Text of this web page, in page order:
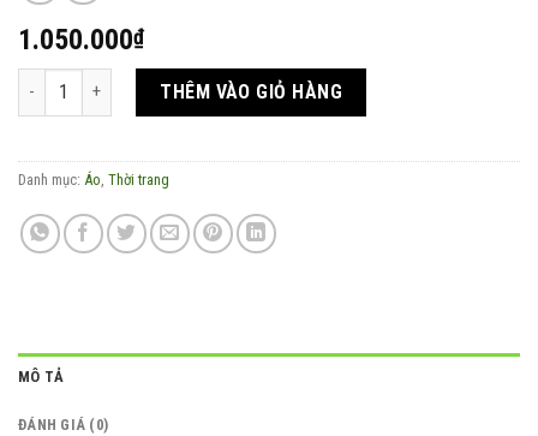
1.050.000₫
Áo khoác chần bông vải ghép chăn công độc bản số lượng
THÊM VÀO GIỎ HÀNG
Danh mục: Áo Thời trang
MÔ TẢ
ĐÁNH GIÁ (0)